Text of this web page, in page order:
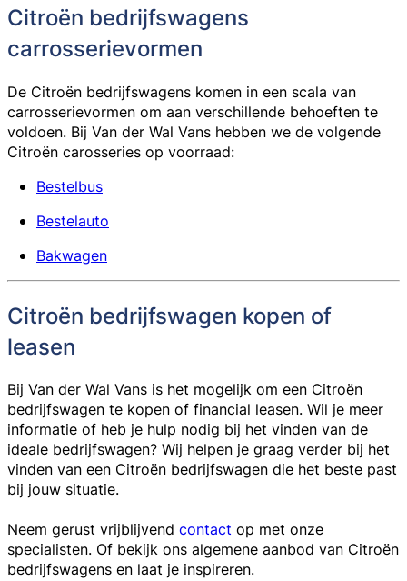
Citroën bedrijfswagens
carrosserievormen
De Citroën bedrijfswagens komen in een scala van
carrosserievormen om aan verschillende behoeften te
voldoen. Bij Van der Wal Vans hebben we de volgende
Citroën carosseries op voorraad:
Bestelbus
Bestelauto
Bakwagen
Citroën bedrijfswagen kopen of
leasen
Bij Van der Wal Vans is het mogelijk om een Citroën
bedrijfswagen te kopen of financial leasen. Wil je meer
informatie of heb je hulp nodig bij het vinden van de
ideale bedrijfswagen? Wij helpen je graag verder bij het
vinden van een Citroën bedrijfswagen die het beste past
bij jouw situatie.
Neem gerust vrijblijvend contact op met onze
specialisten. Of bekijk ons algemene aanbod van Citroën
bedrijfswagens en laat je inspireren.